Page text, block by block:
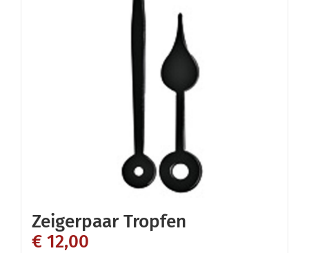
auf.
Die
Optionen
können
der
Produktseite
gewählt
werden
Zeigerpaar Tropfen
€ 12,00